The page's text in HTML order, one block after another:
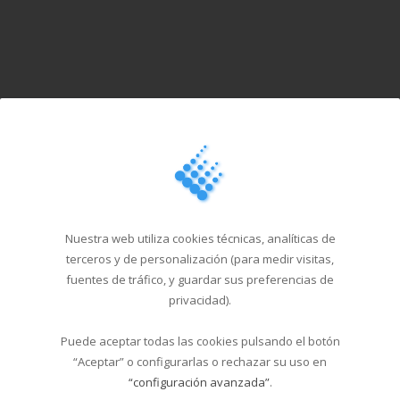
Nuestra web utiliza cookies técnicas, analíticas de
terceros y de personalización (para medir visitas,
fuentes de tráfico, y guardar sus preferencias de
privacidad).
Puede aceptar todas las cookies pulsando el botón
“Aceptar” o configurarlas o rechazar su uso en
“configuración avanzada”.